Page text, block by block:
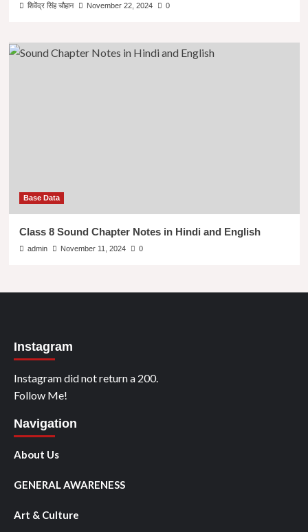
शिवेंद्र सिंह चौहान November 22, 2024 0
Base Data
Class 8 Sound Chapter Notes in Hindi and English
admin November 11, 2024 0
Instagram
Instagram did not return a 200.
Follow Me!
Navigation
About Us
GENERAL AWARENESS
Art & Culture